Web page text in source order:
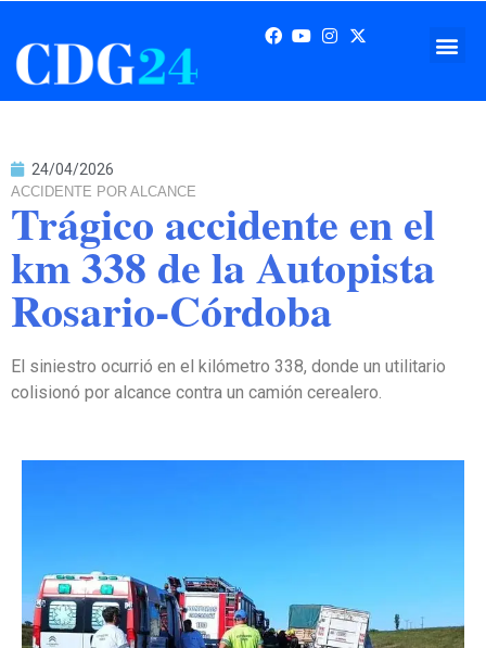
24/04/2026
ACCIDENTE POR ALCANCE
Trágico accidente en el
km 338 de la Autopista
Rosario-Córdoba
El siniestro ocurrió en el kilómetro 338, donde un utilitario
colisionó por alcance contra un camión cerealero.